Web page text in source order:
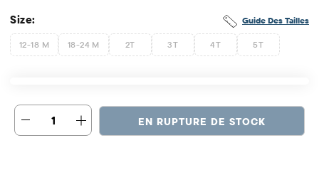
Guide Des Tailles
Size:
12-18 M 18-24 M 2T 3T 4T 5T
1 EN RUPTURE DE STOCK